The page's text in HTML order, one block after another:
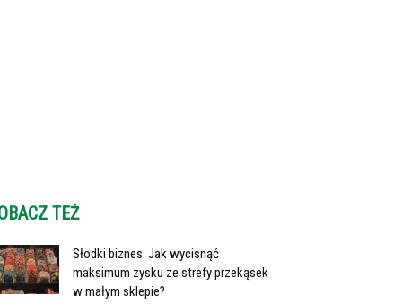
TEŻ
Słodki biznes. Jak wycisnąć
maksimum zysku ze strefy przekąsek
w małym sklepie?